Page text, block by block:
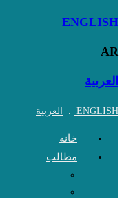
ENGLISH
AR
العربية
ENGLISH
. العربية
خانه
مطالب